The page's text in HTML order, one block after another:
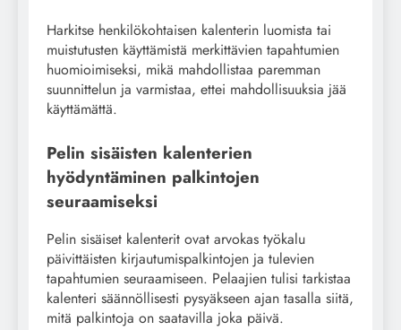
Harkitse henkilökohtaisen kalenterin luomista tai
muistutusten käyttämistä merkittävien tapahtumien
huomioimiseksi, mikä mahdollistaa paremman
suunnittelun ja varmistaa, ettei mahdollisuuksia jää
käyttämättä.
Pelin sisäisten kalenterien
hyödyntäminen palkintojen
seuraamiseksi
Pelin sisäiset kalenterit ovat arvokas työkalu
päivittäisten kirjautumispalkintojen ja tulevien
tapahtumien seuraamiseen. Pelaajien tulisi tarkistaa
kalenteri säännöllisesti pysyäkseen ajan tasalla siitä,
mitä palkintoja on saatavilla joka päivä.